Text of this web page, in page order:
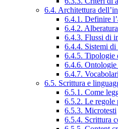
6.4. Architettura
6.4.1. Definire
6.4.2. Alberatura
6.4.3. Flussi di
6.4.4. Sistemi
6.4.5. Tipologie
6.4.6. Ontologie
6.4.7.
6.5. Scrittura e
6.5.1. Come
6.5.2. Le regole
6.5.3. Microtesti
6.5.4. Scrittura